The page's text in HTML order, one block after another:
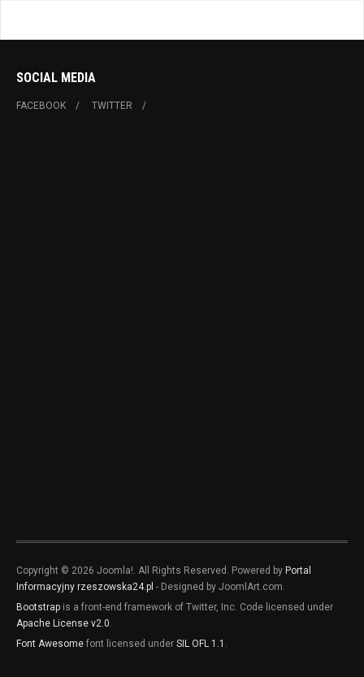
SOCIAL MEDIA
FACEBOOK TWITTER
Copyright © 2026 Joomla!. All Rights Reserved. Powered by Portal
Informacyjny rzeszowska24.pl - Designed by JoomlArt.com.
Bootstrap is a front-end framework of Twitter, Inc. Code licensed under
Apache License v2.0
Font Awesome font licensed under SIL OFL 1.1